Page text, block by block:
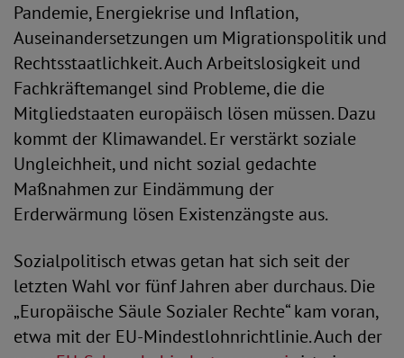
Pandemie, Energiekrise und Inflation,
Auseinandersetzungen um Migrationspolitik und
Rechtsstaatlichkeit. Auch Arbeitslosigkeit und
Fachkräftemangel sind Probleme, die die
Mitgliedstaaten europäisch lösen müssen. Dazu
kommt der Klimawandel. Er verstärkt soziale
Ungleichheit, und nicht sozial gedachte
Maßnahmen zur Eindämmung der
Erderwärmung lösen Existenzängste aus.
Sozialpolitisch etwas getan hat sich seit der
letzten Wahl vor fünf Jahren aber durchaus. Die
„Europäische Säule Sozialer Rechte“ kam voran,
etwa mit der EU-Mindestlohnrichtlinie. Auch der